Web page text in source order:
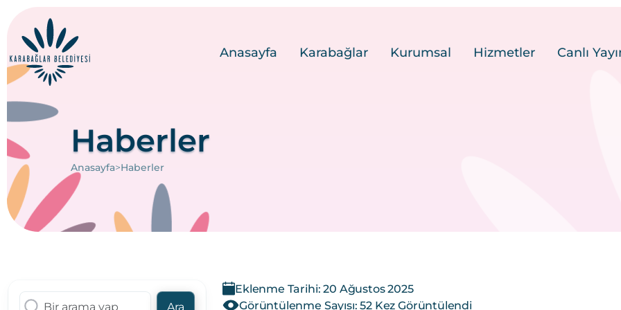
Anasayfa Karabağlar Kurumsal Hizmetler Canlı
Haberler
Anasayfa>Haberler
Ara
Eklenme Tarihi: 20 Ağustos 2025
Görüntülenme Sayısı: 52 Kez Görüntülendi